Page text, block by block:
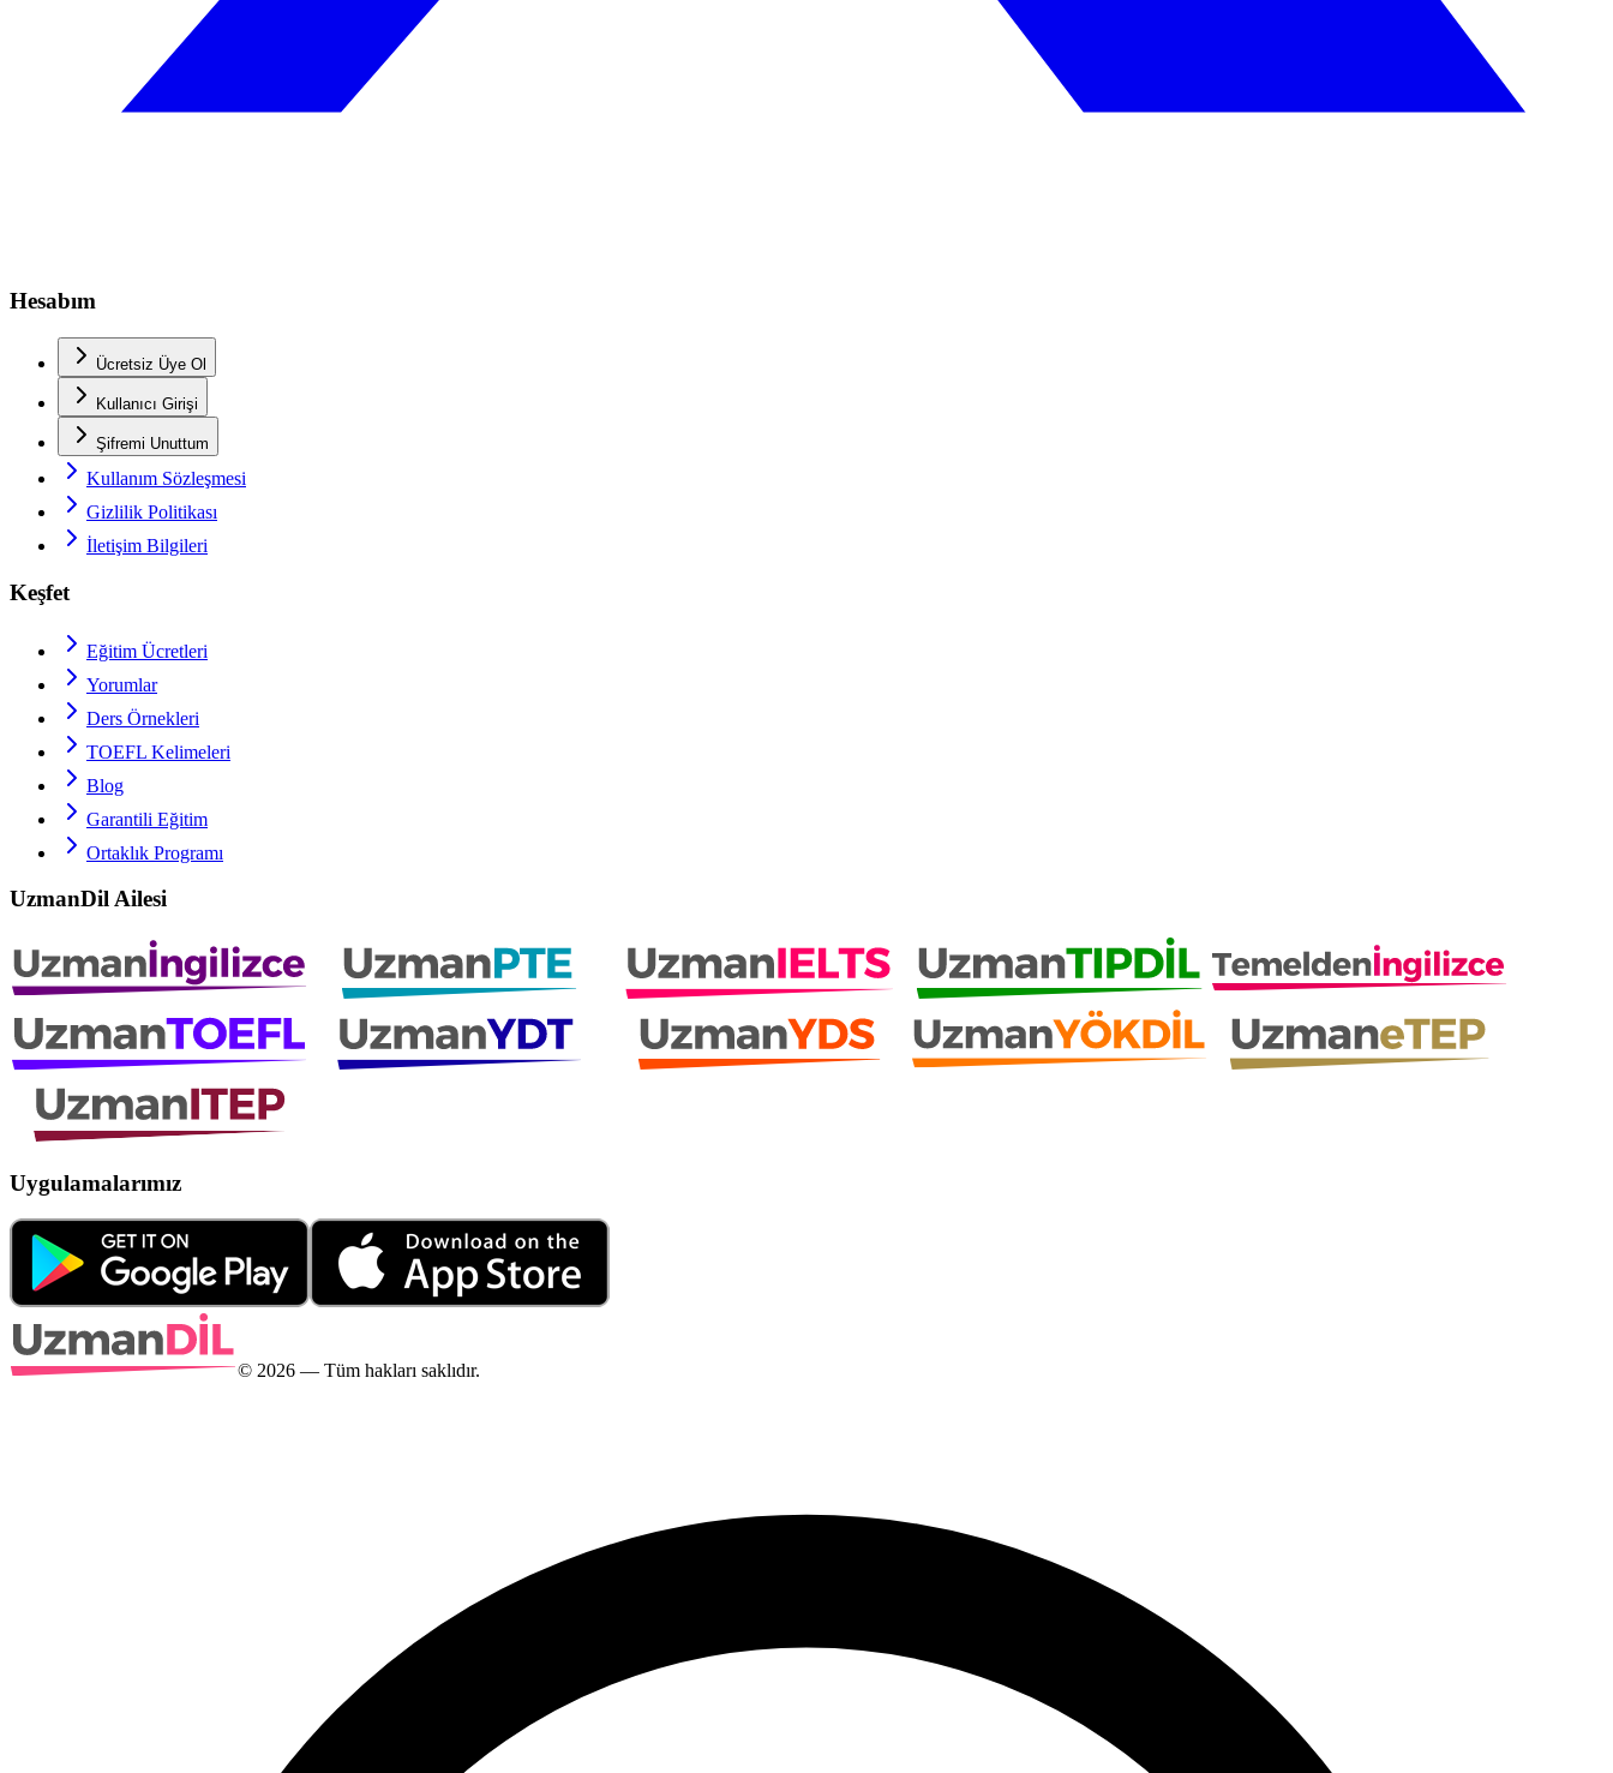
Hesabım
Ücretsiz Üye Ol
Kullanıcı Girişi
Şifremi Unuttum
Kullanım Sözleşmesi
Gizlilik Politikası
İletişim Bilgileri
Keşfet
Eğitim Ücretleri
Yorumlar
Ders Örnekleri
TOEFL Kelimeleri
Blog
Garantili Eğitim
Ortaklık Programı
UzmanDil Ailesi
Uygulamalarımız
© 2026 — Tüm hakları saklıdır.